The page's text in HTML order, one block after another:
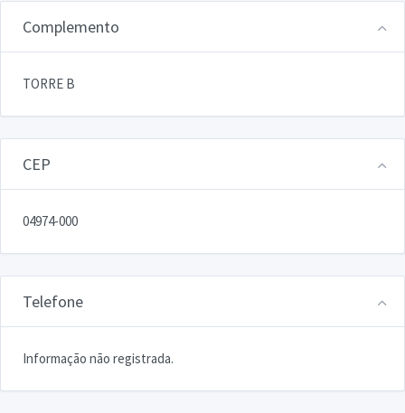
Complemento
TORRE B
CEP
04974-000
Telefone
Informação não registrada.